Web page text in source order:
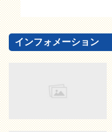
インフォメーション